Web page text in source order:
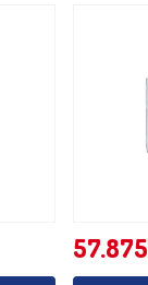
57.875